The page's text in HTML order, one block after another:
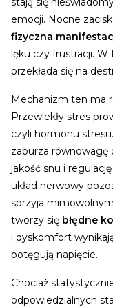
emocji. Nocne
fizyczna
lęku czy frustracji.
przekłada się na
Mechanizm ten ma
Przewlekły stres
czyli hormonu
zaburza równowagę
jakość snu i
układ nerwowy
sprzyja
tworzy się błędne
i dyskomfort
potęgują napięcie.
Chociaż
odpowiedzialnych